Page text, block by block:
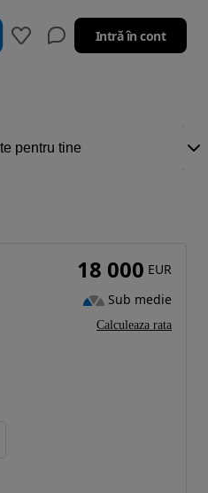
Intră în cont
18 000 EUR
Sub medie
Calculeaza rata